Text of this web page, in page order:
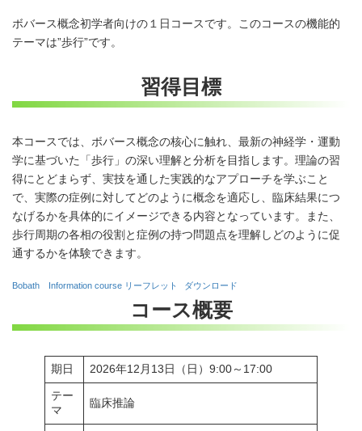
ボバース概念初学者向けの１日コースです。このコースの機能的
テーマは”歩行”です。
習得目標
本コースでは、ボバース概念の核心に触れ、最新の神経学・運動
学に基づいた「歩行」の深い理解と分析を目指します。理論の習
得にとどまらず、実技を通した実践的なアプローチを学ぶこと
で、実際の症例に対してどのように概念を適応し、臨床結果につ
なげるかを具体的にイメージできる内容となっています。また、
歩行周期の各相の役割と症例の持つ問題点を理解しどのように促
通するかを体験できます。
Bobath Information course リーフレット ダウンロード
コース概要
期日 2026年12月13日（日）9:00～17:00
テー
マ
臨床推論